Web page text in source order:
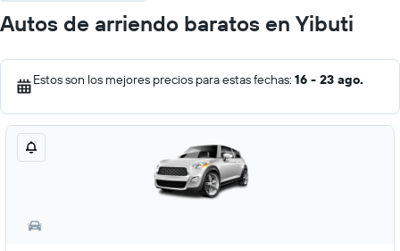
Autos de arriendo baratos en Yibuti
Estos son los mejores precios para estas fechas: 16 - 23 ago.